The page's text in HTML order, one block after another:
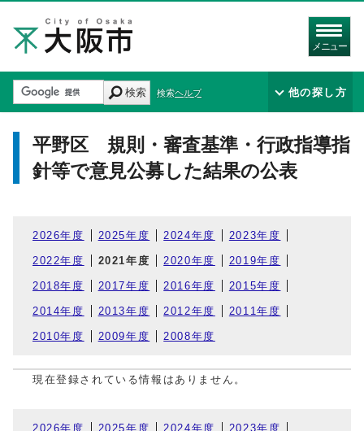
メニュー
検索 検索ヘルプ 他の探し方
平野区 規則・審査基準・行政指導指
針等で意見公募した結果の公表
2026年度 2025年度 2024年度 2023年度
2022年度 2021年度 2020年度 2019年度
2018年度 2017年度 2016年度 2015年度
2014年度 2013年度 2012年度 2011年度
2010年度 2009年度 2008年度
現在登録されている情報はありません。
2026年度 2025年度 2024年度 2023年度